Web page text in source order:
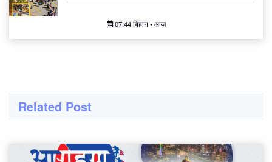
07:44 बिहान • आज
Related Post